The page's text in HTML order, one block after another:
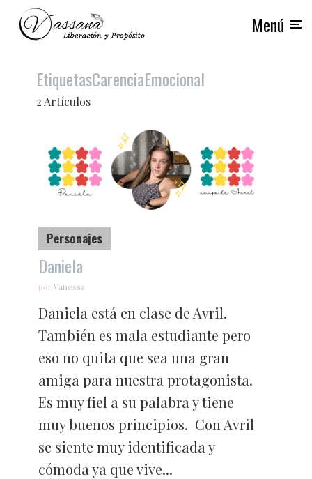
Menú
EtiquetasCarenciaEmocional
2 Artículos
Personajes
Daniela
porVanessa
Daniela está en clase de Avril.
También es mala estudiante pero
eso no quita que sea una gran
amiga para nuestra protagonista.
Es muy fiel a su palabra y tiene
muy buenos principios. Con Avril
se siente muy identificada y
cómoda ya que vive...